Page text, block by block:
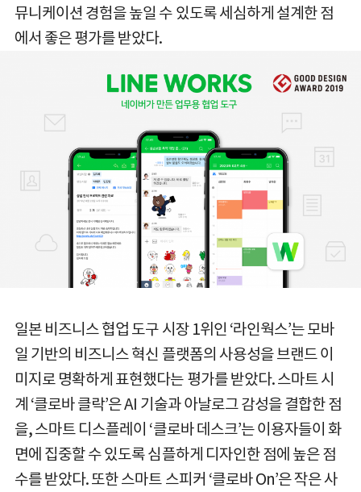
뮤니케이션 경험을 높일 수 있도록 세심하게 설계한 점
에서 좋은 평가를 받았다.
일본 비즈니스 협업 도구 시장 1위인 ‘라인웍스’는 모바
일 기반의 비즈니스 혁신 플랫폼의 사용성을 브랜드 이
미지로 명확하게 표현했다는 평가를 받았다. 스마트 시
계 ‘클로바 클락’은 AI 기술과 아날로그 감성을 결합한 점
을, 스마트 디스플레이 ‘클로바 데스크’는 이용자들이 화
면에 집중할 수 있도록 심플하게 디자인한 점에 높은 점
수를 받았다. 또한 스마트 스피커 ‘클로바 On’은 작은 사